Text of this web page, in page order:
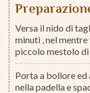
Versa il nido di
minuti , nel
piccolo mestolo di
Porta a bollore
nella padella e